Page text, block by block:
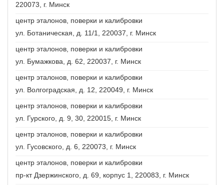
220073, г. Минск
центр эталонов, поверки и калибровки
ул. Ботаническая, д. 11/1, 220037, г. Минск
центр эталонов, поверки и калибровки
ул. Бумажкова, д. 62, 220037, г. Минск
центр эталонов, поверки и калибровки
ул. Волгоградская, д. 12, 220049, г. Минск
центр эталонов, поверки и калибровки
ул. Гурского, д. 9, 30, 220015, г. Минск
центр эталонов, поверки и калибровки
ул. Гусовского, д. 6, 220073, г. Минск
центр эталонов, поверки и калибровки
пр-кт Дзержинского, д. 69, корпус 1, 220083, г. Минск